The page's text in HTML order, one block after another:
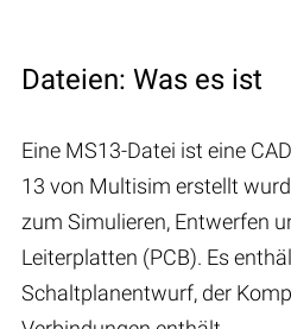
Dateien: Was es ist
Eine MS13-Datei ist eine
13 von Multisim erstellt
zum Simulieren, Entwerfen
Leiterplatten (PCB). Es
Schaltplanentwurf, der